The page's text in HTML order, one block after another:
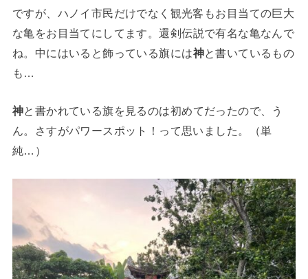
ですが、ハノイ市民だけでなく観光客もお目当ての巨大
な亀をお目当てにしてます。還剣伝説で有名な亀なんで
ね。中にはいると飾っている旗には神と書いているもの
も…
神と書かれている旗を見るのは初めてだったので、う
ん。さすがパワースポット！って思いました。（単
純…）